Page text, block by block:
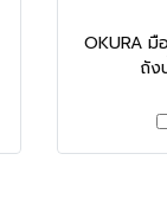
OKURA มื
ถัง